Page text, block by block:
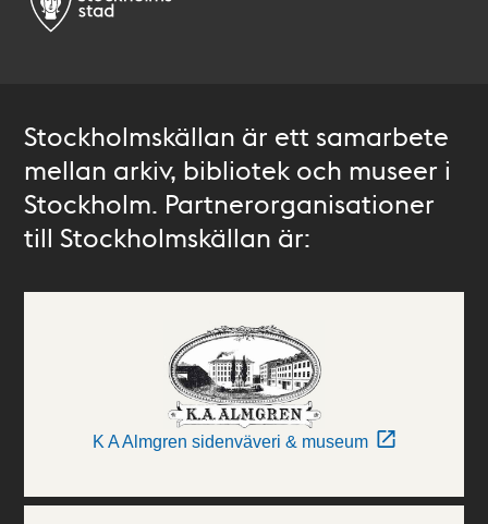
Stockholmskällan är ett samarbete
mellan arkiv, bibliotek och museer i
Stockholm. Partnerorganisationer
till Stockholmskällan är:
K A Almgren sidenväveri & museum